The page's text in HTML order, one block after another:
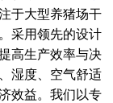
于大型养猪场干
采用领先的设计
高生产效率与决
湿度、空气舒适
效益。我们以专